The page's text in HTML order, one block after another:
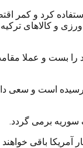
کرد و کمر
و کالاهای
بست و عملا
است و سعی
سوریه برمی گردد.
باقی خواهند